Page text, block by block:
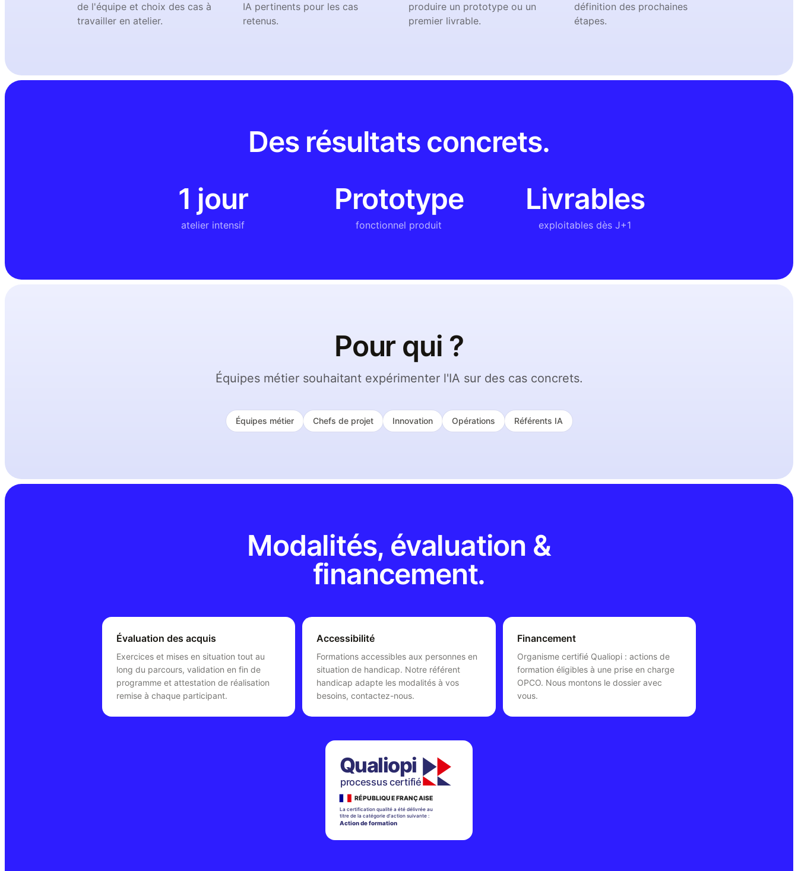
de l'équipe et choix des cas à
travailler en atelier.
IA pertinents pour les cas
retenus.
produire un prototype ou un
premier livrable.
définition des prochaines
étapes.
Des résultats concrets.
1 jour
atelier intensif
Prototype
fonctionnel produit
Livrables
exploitables dès J+1
Pour qui ?
Équipes métier souhaitant expérimenter l'IA sur des cas concrets.
Équipes métier Chefs de projet Innovation Opérations Référents IA
Modalités, évaluation &
financement.
Évaluation des acquis
Exercices et mises en situation tout au
long du parcours, validation en fin de
programme et attestation de réalisation
remise à chaque participant.
Accessibilité
Formations accessibles aux personnes en
situation de handicap. Notre référent
handicap adapte les modalités à vos
besoins, contactez-nous.
Financement
Organisme certifié Qualiopi : actions de
formation éligibles à une prise en charge
OPCO. Nous montons le dossier avec
vous.